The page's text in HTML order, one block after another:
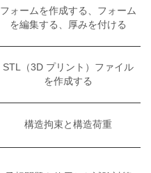
フォームを作成する、フォーム
を編集する、厚みを付ける
STL（3D プリント）ファイル
を作成する
構造拘束と構造荷重